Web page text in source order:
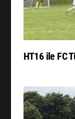
HT16 ile FC